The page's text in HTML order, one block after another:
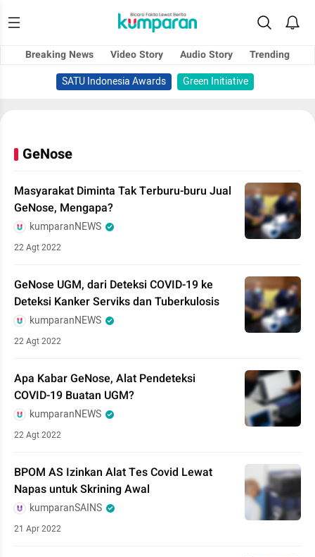
Breaking News Video Story Audio Story
Trending
SATU Indonesia Awards
Green Initiative
GeNose
Masyarakat Diminta Tak Terburu-buru Jual
GeNose, Mengapa?
kumparanNEWS
22 Agt 2022
GeNose UGM, dari Deteksi COVID-19 ke
Deteksi Kanker Serviks dan Tuberkulosis
kumparanNEWS
22 Agt 2022
Apa Kabar GeNose, Alat Pendeteksi
COVID-19 Buatan UGM?
kumparanNEWS
22 Agt 2022
BPOM AS Izinkan Alat Tes Covid Lewat
Napas untuk Skrining Awal
kumparanSAINS
21 Apr 2022